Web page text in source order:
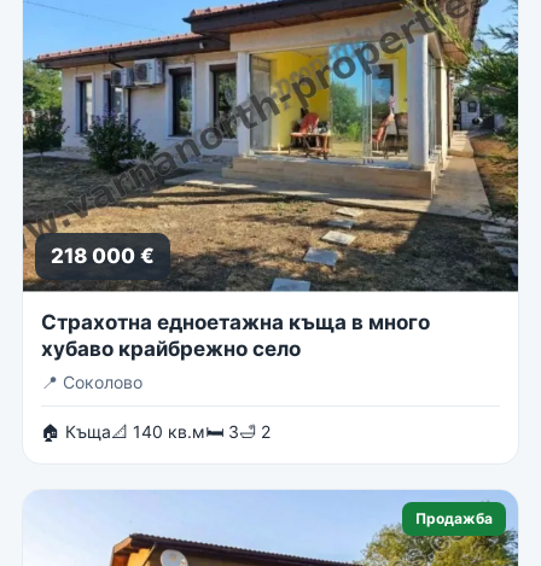
218 000 €
Страхотна едноетажна къща в много
хубаво крайбрежно село
📍 Соколово
🏠 Къща📐 140 кв.м🛏 3🛁 2
Продажба